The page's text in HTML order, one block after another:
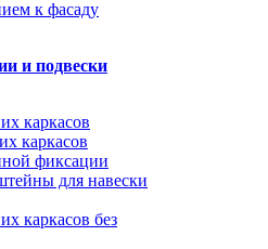
к фасаду
и подвески
каркасов
каркасов
фиксации
для навески
каркасов без